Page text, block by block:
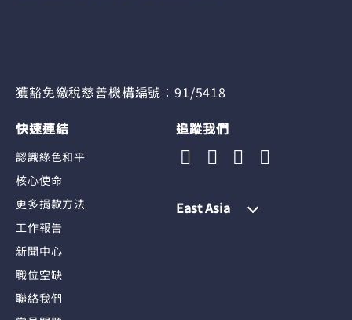
獲豁免繳稅慈善機構編號︰91/5418
快速連結
認識綠色和平
核心使命
更多捐款方法
工作報告
新聞中心
職位空缺
聯絡我們
追蹤我們
East Asia